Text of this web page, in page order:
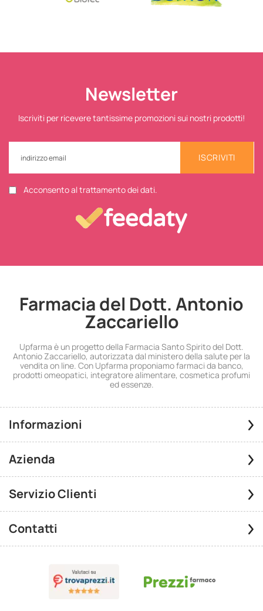
Newsletter
Iscriviti per ricevere tantissime promozioni sui nostri prodotti!
ISCRIVITI
Acconsento al trattamento dei dati.
Farmacia del Dott. Antonio
Zaccariello
Upfarma è un progetto della Farmacia Santo Spirito del Dott.
Antonio Zaccariello, autorizzata dal ministero della salute per la
vendita on line. Con Upfarma proponiamo farmaci da banco,
prodotti omeopatici, integratore alimentare, cosmetica profumi
ed essenze.
Informazioni
Azienda
Servizio Clienti
Contatti